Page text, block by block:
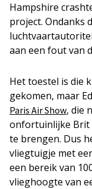
Hampshire
project. Ondanks
aan een fout van
Het toestel is die
gekomen, maar
Paris Air Show, die
onfortuinlijke Brit
te brengen. Dus
vliegtuigje met
een bereik van
vlieghoogte van